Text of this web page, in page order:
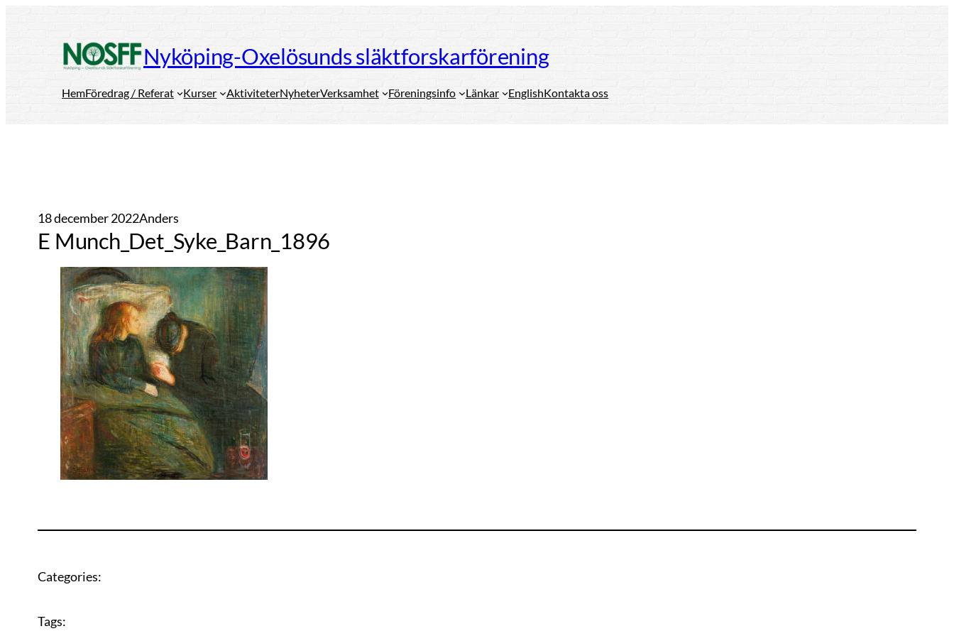
Nyköping-Oxelösunds släktforskarförening
HemFöredrag / Referat Kurser AktiviteterNyheterVerksamhet Föreningsinfo Länkar EnglishKontakta oss
18 december 2022Anders
E Munch_Det_Syke_Barn_1896
Categories:
Tags: